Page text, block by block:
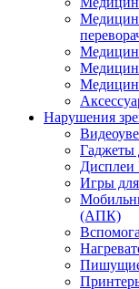
Нарушения
Гаджеты
Дисплеи
Игры
(АПК)